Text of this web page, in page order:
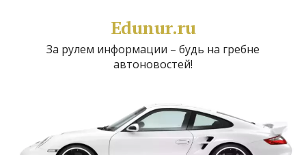
Edunur.ru
За рулем информации – будь на гребне
автоновостей!